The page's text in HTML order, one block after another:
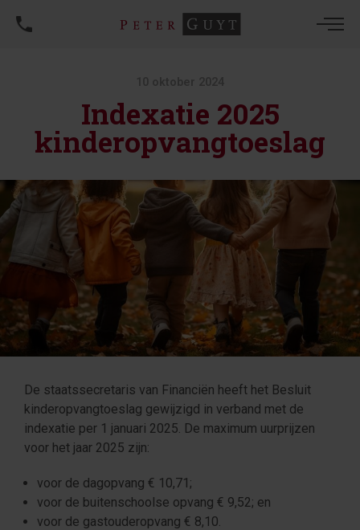
Indexatie 2025
kinderopvangtoeslag
De staatssecretaris van Financiën heeft het Besluit
kinderopvangtoeslag gewijzigd in verband met de
indexatie per 1 januari 2025. De maximum uurprijzen
voor het jaar 2025 zijn:
voor de dagopvang € 10,71;
voor de buitenschoolse opvang € 9,52; en
voor de gastouderopvang € 8,10.